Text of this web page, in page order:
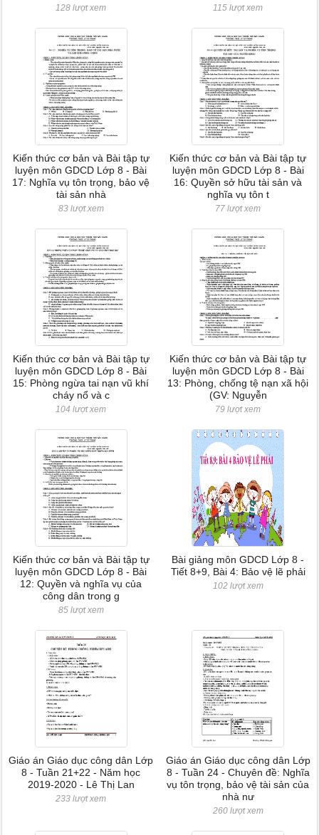
128 lượt xem 115 lượt xem
Kiến thức cơ bản và Bài tập tự
luyện môn GDCD Lớp 8 - Bài
17: Nghĩa vụ tôn trọng, bảo vệ
tài sản nhà
83 lượt xem
Kiến thức cơ bản và Bài tập tự
luyện môn GDCD Lớp 8 - Bài
16: Quyền sở hữu tài sản và
nghĩa vụ tôn t
77 lượt xem
Kiến thức cơ bản và Bài tập tự
luyện môn GDCD Lớp 8 - Bài
15: Phòng ngừa tai nạn vũ khí
cháy nổ và c
104 lượt xem
Kiến thức cơ bản và Bài tập tự
luyện môn GDCD Lớp 8 - Bài
13: Phòng, chống tệ nạn xã hội
(GV: Nguyễn
79 lượt xem
Kiến thức cơ bản và Bài tập tự
luyện môn GDCD Lớp 8 - Bài
12: Quyền và nghĩa vụ của
công dân trong g
85 lượt xem
Bài giảng môn GDCD Lớp 8 -
Tiết 8+9, Bài 4: Bảo vệ lẽ phải
102 lượt xem
Giáo án Giáo dục công dân Lớp
8 - Tuần 21+22 - Năm học
2019-2020 - Lê Thị Lan
233 lượt xem
Giáo án Giáo dục công dân Lớp
8 - Tuần 24 - Chuyên đề: Nghĩa
vụ tôn trọng, bảo vệ tài sản của
nhà nư
260 lượt xem